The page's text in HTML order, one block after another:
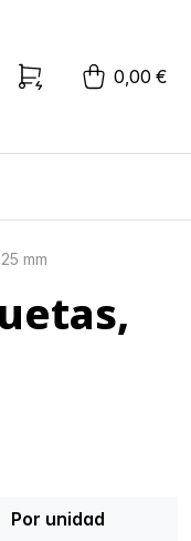
0,00 €
mm
Por unidad